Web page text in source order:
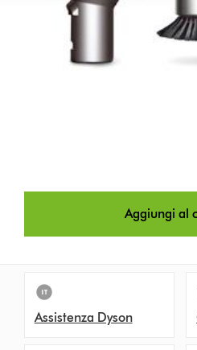
Aggiungi al
Assistenza Dyson